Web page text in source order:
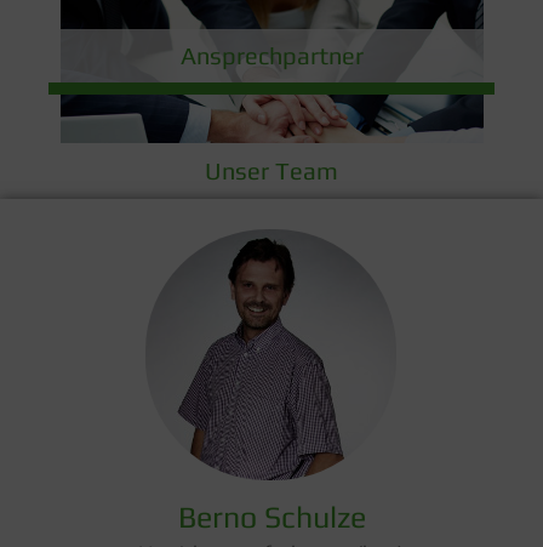
Ansprechpartner
Unser Team
Berno Schulze